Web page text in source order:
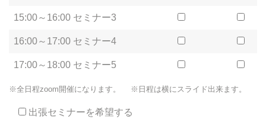
15:00～16:00 セミナー3
16:00～17:00 セミナー4
17:00～18:00 セミナー5
※全日程zoom開催になります。 ※日程は横にスライド出来ます。
出張セミナーを希望する